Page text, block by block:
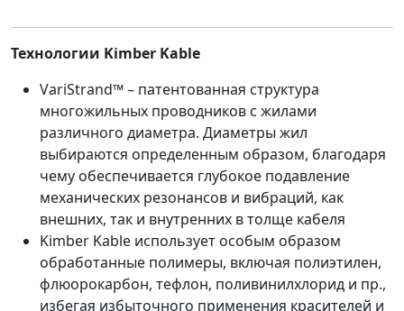
Технологии Kimber Kable
VariStrand™ – патентованная структура
многожильных проводников с жилами
различного диаметра. Диаметры жил
выбираются определенным образом, благодаря
чему обеспечивается глубокое подавление
механических резонансов и вибраций, как
внешних, так и внутренних в толще кабеля
Kimber Kable использует особым образом
обработанные полимеры, включая полиэтилен,
флюорокарбон, тефлон, поливинилхлорид и пр.,
избегая избыточного применения красителей и